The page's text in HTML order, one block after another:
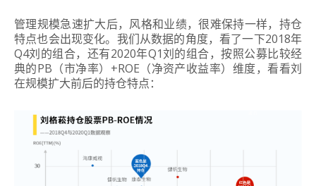
管理规模急速扩大后，风格和业绩，很难保持一样，持仓
特点也会出现变化。 我们从数据的角度，看了一下2018年
Q4刘的组合，还有2020年Q1刘的组合，按照公募比较经
典的PB（市净率）+ROE（净资产收益率）维度，看看刘
在规模扩大前后的持仓特点：